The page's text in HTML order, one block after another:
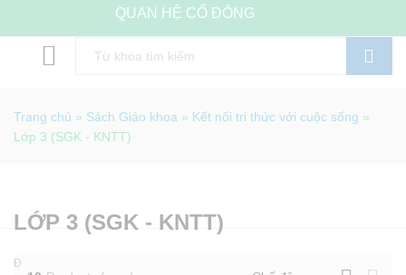
QUAN HỆ CỔ ĐÔNG
Trang chủ » Sách Giáo khoa » Kết nối tri thức với cuộc sống »
Lớp 3 (SGK - KNTT)
LỚP 3 (SGK - KNTT)
Đ